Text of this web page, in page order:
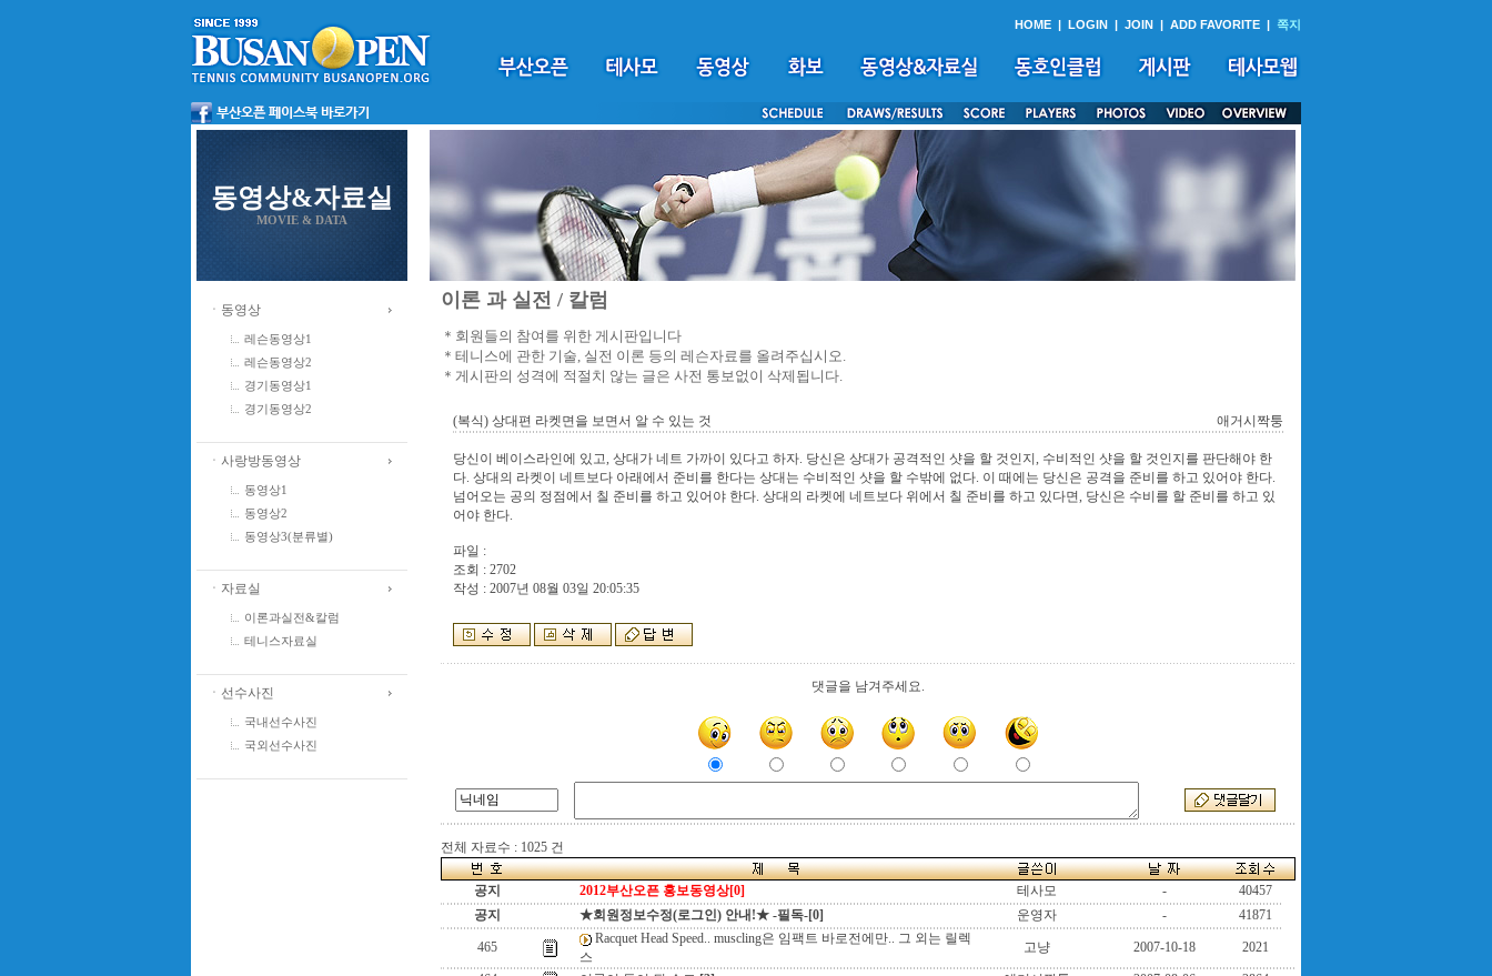
HOME | LOGIN | JOIN | ADD FAVORITE | 쪽지
동영상&자료실
MOVIE & DATA
ㆍ동영상
레슨동영상1
레슨동영상2
경기동영상1
경기동영상2
ㆍ사랑방동영상
동영상1
동영상2
동영상3(분류별)
ㆍ자료실
이론과실전&칼럼
테니스자료실
ㆍ선수사진
국내선수사진
국외선수사진
이론 과 실전 / 칼럼
＊회원들의 참여를 위한 게시판입니다
＊테니스에 관한 기술, 실전 이론 등의 레슨자료를 올려주십시오.
＊게시판의 성격에 적절치 않는 글은 사전 통보없이 삭제됩니다.
(복식) 상대편 라켓면을 보면서 알 수 있는 것 애거시짝퉁
당신이 베이스라인에 있고, 상대가 네트 가까이 있다고 하자. 당신은 상대가 공격적인 샷을 할 것인지, 수비적인 샷을 할 것인지를 판단해야 한
다. 상대의 라켓이 네트보다 아래에서 준비를 한다는 상대는 수비적인 샷을 할 수밖에 없다. 이 때에는 당신은 공격을 준비를 하고 있어야 한다.
넘어오는 공의 정점에서 칠 준비를 하고 있어야 한다. 상대의 라켓에 네트보다 위에서 칠 준비를 하고 있다면, 당신은 수비를 할 준비를 하고 있
어야 한다.
파일 :
조회 : 2702
작성 : 2007년 08월 03일 20:05:35
댓글을 남겨주세요.
전체 자료수 : 1025 건
공지 2012부산오픈 홍보동영상[0] 테사모 -
40457
공지
★회원정보수정(로그인) 안내!★ -필독-[0] 운영자 - 41871
465
Racquet Head Speed.. muscling은 임팩트 바로전에만.. 그 외는 릴렉
스
고냥 2007-10-18 2021